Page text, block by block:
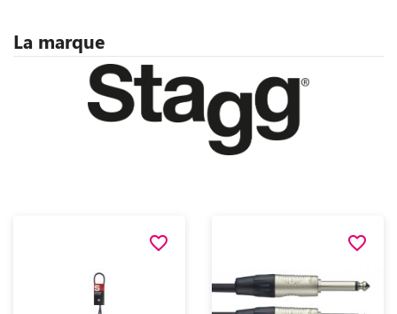
La marque
favorite_border favorite_border